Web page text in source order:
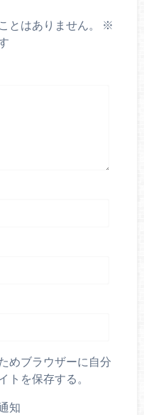
とはありません。
※
めブラウザーに自分
トを保存する。
知